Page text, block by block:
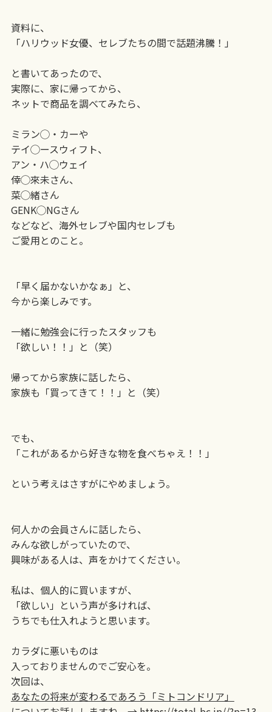
資料に、
「ハリウッド女優、セレブたちの間で話題沸騰！」
と書いてあったので、
実際に、家に帰ってから、
ネットで商品を調べてみたら、
ミラン◯・カーや
テイ◯ースウィフト、
アン・ハ◯ウェイ
倖◯來未さん、
菜◯緒さん
GENK◯NGさん
などなど、海外セレブや国内セレブも
ご愛用とのこと。
「早く届かないかなぁ」と、
今から楽しみです。
一緒に勉強会に行ったスタッフも
「欲しい！！」と（笑）
帰ってから家族に話したら、
家族も「買ってきて！！」と（笑）
でも、
「これがあるから好きな物を食べちゃえ！！」
という考えはさすがにやめましょう。
何人かの会員さんに話したら、
みんな欲しがっていたので、
興味がある人は、声をかけてください。
私は、個人的に買いますが、
「欲しい」という声が多ければ、
うちでも仕入れようと思います。
カラダに悪いものは
入っておりませんのでご安心を。
次回は、
あなたの将来が変わるであろう「ミトコンドリア」